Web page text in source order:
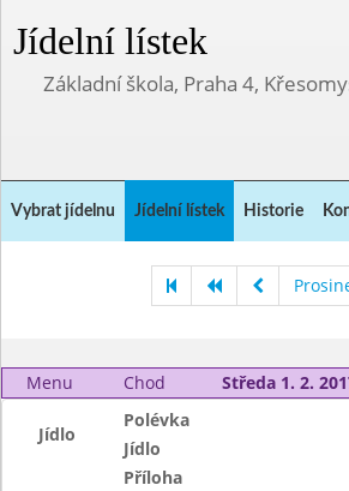
Jídelní lístek
Základní škola, Praha 4,
Vybrat jídelnu Jídelní lístek Historie
Menu Chod Středa 1. 2.
Jídlo
Polévka
Jídlo
Příloha